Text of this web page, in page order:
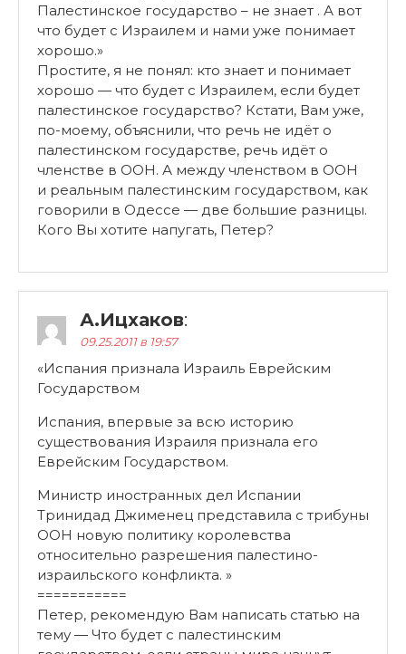
Палестинское государство – не знает . А вот
что будет с Израилем и нами уже понимает
хорошо.»
Простите, я не понял: кто знает и понимает
хорошо — что будет с Израилем, если будет
палестинское государство? Кстати, Вам уже,
по-моему, объяснили, что речь не идёт о
палестинском государстве, речь идёт о
членстве в ООН. А между членством в ООН
и реальным палестинским государством, как
говорили в Одессе — две большие разницы.
Кого Вы хотите напугать, Петер?
А.Ицхаков:
09.25.2011 в 19:57
«Испания признала Израиль Еврейским
Государством
Испания, впервые за всю историю
существования Израиля признала его
Еврейским Государством.
Министр иностранных дел Испании
Тринидад Джименец представила с трибуны
ООН новую политику королевства
относительно разрешения палестино-
израильского конфликта. »
===========
Петер, рекомендую Вам написать статью на
тему — Что будет с палестинским